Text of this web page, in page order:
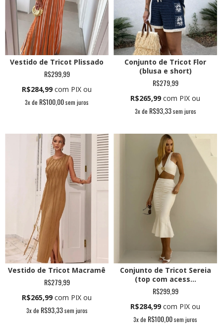
Vestido de Tricot Plissado
R$299,99
R$284,99 com PIX ou
3x de R$100,00sem juros
Conjunto de Tricot Flor
(blusa e short)
R$279,99
R$265,99 com PIX ou
3x de R$93,33sem juros
Vestido de Tricot Macramê
R$279,99
R$265,99 com PIX ou
3x de R$93,33sem juros
Conjunto de Tricot Sereia
(top com acess...
R$299,99
R$284,99 com PIX ou
3x de R$100,00sem juros